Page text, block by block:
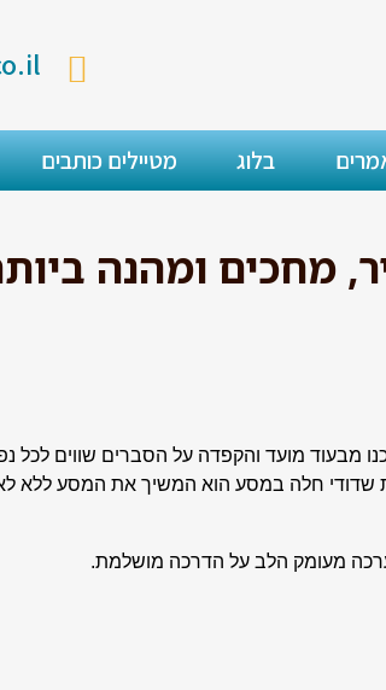
בלוג מטיילים כותבים
ומהנה ביותר |
מבעוד מועד והקפדה על הסברים שווים לכל
שדודי חלה במסע הוא המשיך את המסע ללא
מעומק הלב על הדרכה מושלמת.